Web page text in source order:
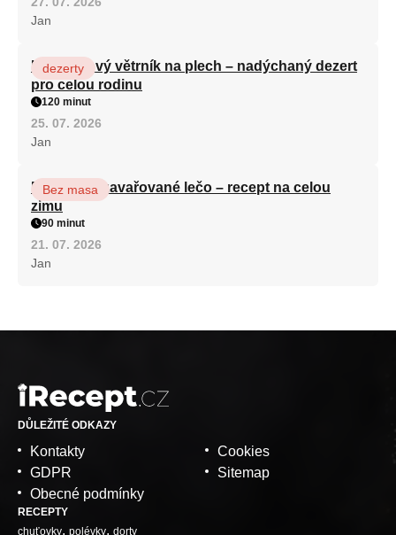
Jan
Karamelový větrník na plech – nadýchaný dezert
pro celou rodinu
dezerty
120 minut
25. 07. 2026
Jan
Babiččino zavařované lečo – recept na celou
zimu
Bez masa
90 minut
21. 07. 2026
Jan
DŮLEŽITÉ ODKAZY
Kontakty
GDPR
Obecné podmínky
Cookies
Sitemap
RECEPTY
chuťovky polévky dorty